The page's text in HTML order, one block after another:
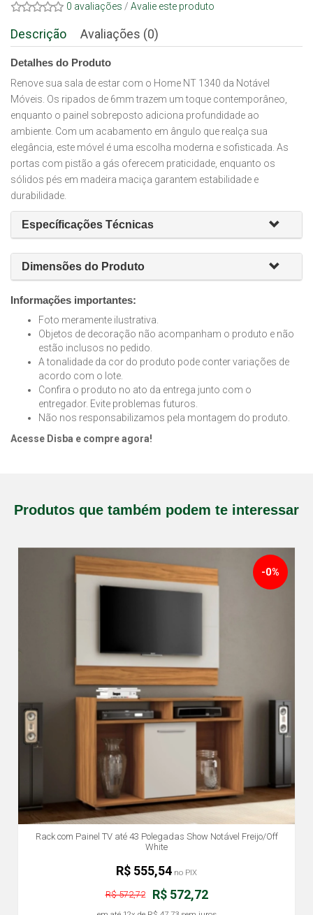
0 avaliações / Avalie este produto
Descrição Avaliações (0)
Detalhes do Produto
Renove sua sala de estar com o Home NT 1340 da Notável
Móveis. Os ripados de 6mm trazem um toque contemporâneo,
enquanto o painel sobreposto adiciona profundidade ao
ambiente. Com um acabamento em ângulo que realça sua
elegância, este móvel é uma escolha moderna e sofisticada. As
portas com pistão a gás oferecem praticidade, enquanto os
sólidos pés em madeira maciça garantem estabilidade e
durabilidade.
Específicações Técnicas
Dimensões do Produto
Informações importantes:
Foto meramente ilustrativa.
Objetos de decoração não acompanham o produto e não
estão inclusos no pedido.
A tonalidade da cor do produto pode conter variações de
acordo com o lote.
Confira o produto no ato da entrega junto com o
entregador. Evite problemas futuros.
Não nos responsabilizamos pela montagem do produto.
Acesse Disba e compre agora!
Produtos que também podem te interessar
Rack com Painel TV até 43 Polegadas Show Notável Freijo/Off
White
-0%
R$ 572,72
R$ 572,72
R$ 555,54 no PIX